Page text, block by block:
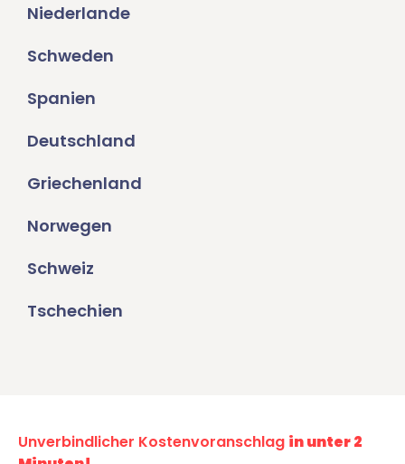
Niederlande
Schweden
Spanien
Deutschland
Griechenland
Norwegen
Schweiz
Tschechien
Unverbindlicher Kostenvoranschlag in unter 2